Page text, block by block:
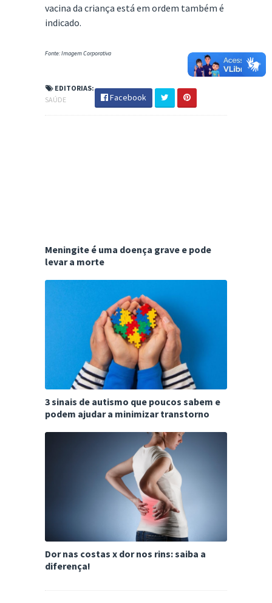
vacina da criança está em ordem também é
indicado.
Fonte: Imagem Corporativa
EDITORIAS:
SAÚDE
Facebook
Meningite é uma doença grave e pode
levar a morte
3 sinais de autismo que poucos sabem e
podem ajudar a minimizar transtorno
Dor nas costas x dor nos rins: saiba a
diferença!